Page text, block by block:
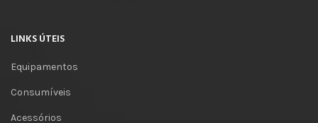
LINKS ÚTEIS
Equipamentos
Consumíveis
Acessórios